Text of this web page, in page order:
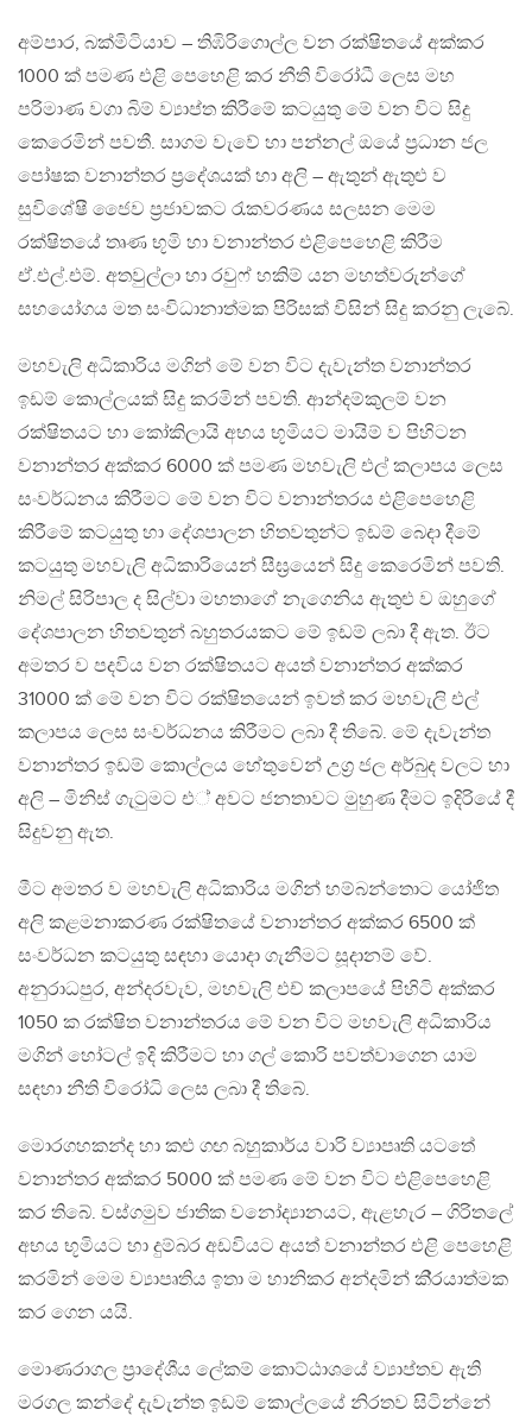
අම්පාර, බක්මිටියාව – තිඹිරිගොල්ල වන රක්ෂිතයේ අක්කර
1000 ක් පමණ එළි පෙහෙළි කර නීති විරෝධී ලෙස මහ
පරිමාණ වගා බිම් ව්‍යාප්ත කිරීමේ කටයුතු මේ වන විට සිදු
කෙරෙමින් පවතී. සාගම වැවේ හා පන්නල් ඔයේ ප‍්‍රධාන ජල
පෝෂක වනාන්තර ප‍්‍රදේශයක් හා අලි – ඇතුන් ඇතුළු ව
සුවිශේෂී ජෛව ප‍්‍රජාවකට රැකවරණය සලසන මෙම
රක්ෂිතයේ තෘණ භූමි හා වනාන්තර එළිපෙහෙළි කිරීම
ඒ.එල්.එම්. අතවුල්ලා හා රවුෆ් හකිම් යන මහත්වරුන්ගේ
සහයෝගය මත සංවිධානාත්මක පිරිසක් විසින් සිදු කරනු ලැබේ.
මහවැලි අධිකාරිය මගින් මේ වන විට දැවැන්ත වනාන්තර
ඉඩම් කොල්ලයක් සිදු කරමින් පවති. ආන්දම්කුලම් වන
රක්ෂිතයට හා කෝකිලායි අභය භූමියට මායිම් ව පිහිටන
වනාන්තර අක්කර 6000 ක් පමණ මහවැලි එල් කලාපය ලෙස
සංවර්ධනය කිරීමට මේ වන විට වනාන්තරය එළිපෙහෙළි
කිරීමේ කටයුතු හා දේශපාලන හිතවතුන්ට ඉඩම් බෙදා දීමේ
කටයුතු මහවැලි අධිකාරියෙන් සීඝ‍්‍රයෙන් සිදු කෙරෙමින් පවති.
නිමල් සිරිපාල ද සිල්වා මහතාගේ නැගෙනිය ඇතුළු ව ඔහුගේ
දේශපාලන හිතවතුන් බහුතරයකට මේ ඉඩම් ලබා දී ඇත. ඊට
අමතර ව පදවිය වන රක්ෂිතයට අයත් වනාන්තර අක්කර
31000 ක් මේ වන විට රක්ෂිතයෙන් ඉවත් කර මහවැලි එල්
කලාපය ලෙස සංවර්ධනය කිරීමට ලබා දී තිබේ. මේ දැවැන්ත
වනාන්තර ඉඩම් කොල්ලය හේතුවෙන් උග‍්‍ර ජල අර්බුද වලට හා
අලි – මිනිස් ගැටුමට එ් අවට ජනතාවට මුහුණ දීමට ඉදිරියේ දී
සිදුවනු ඇත.
මීට අමතර ව මහවැලි අධිකාරිය මගින් හම්බන්තොට යෝජිත
අලි කළමනාකරණ රක්ෂිතයේ වනාන්තර අක්කර 6500 ක්
සංවර්ධන කටයුතු සඳහා යොදා ගැනීමට සූදානම් වේ.
අනුරාධපුර, අන්දරවැව, මහවැලි එච් කලාපයේ පිහිටි අක්කර
1050 ක රක්ෂිත වනාන්තරය මේ වන විට මහවැලි අධිකාරිය
මගින් හෝටල් ඉදි කිරීමට හා ගල් කොරි පවත්වාගෙන යාම
සඳහා නීති විරෝධි ලෙස ලබා දී තිබේ.
මොරගහකන්ද හා කළු ගඟ බහුකාර්ය වාරි ව්‍යාපෘති යටතේ
වනාන්තර අක්කර 5000 ක් පමණ මේ වන විට එළිපෙහෙළි
කර තිබේ. වස්ගමුව ජාතික වනෝද්‍යානයට, ඇළහැර – ගිරිතලේ
අභය භූමියට හා දුම්බර අඩවියට අයත් වනාන්තර එළි පෙහෙළි
කරමින් මෙම ව්‍යාපෘතිය ඉතා ම හානිකර අන්දමින් කි‍්‍රයාත්මක
කර ගෙන යයි.
මොණරාගල ප‍්‍රාදේශීය ලේකම් කොට්ඨාශයේ ව්‍යාප්තව ඇති
මරගල කන්දේ දැවැන්ත ඉඩම් කොල්ලයේ නිරතව සිටින්නේ